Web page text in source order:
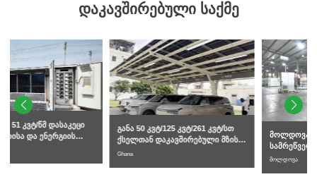
დაკავშირებული საქმე
განა 50 კვტ/125 კვტ/261 კვტ/სთ
ქსელთან დაკავშირებული მზის
ელექტრომობილების დამუხტვის
მოლდოვა, კომერციული და
სამრეწველო 261 კვტ/სთ სითხით
დაგროვების კარადის პროექტი